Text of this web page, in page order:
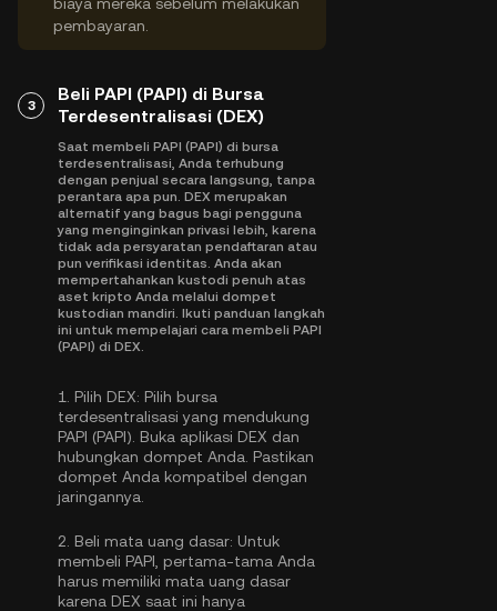
pembayaran.
3
Beli PAPI (PAPI) di Bursa
Terdesentralisasi (DEX)
Saat membeli PAPI (PAPI) di bursa
terdesentralisasi, Anda terhubung
dengan penjual secara langsung, tanpa
perantara apa pun. DEX merupakan
alternatif yang bagus bagi pengguna
yang menginginkan privasi lebih, karena
tidak ada persyaratan pendaftaran atau
pun verifikasi identitas. Anda akan
mempertahankan kustodi penuh atas
aset kripto Anda melalui dompet
kustodian mandiri. Ikuti panduan langkah
ini untuk mempelajari cara membeli PAPI
(PAPI) di DEX.
1. Pilih DEX: Pilih bursa
terdesentralisasi yang mendukung
PAPI (PAPI). Buka aplikasi DEX dan
hubungkan dompet Anda. Pastikan
dompet Anda kompatibel dengan
jaringannya.
2. Beli mata uang dasar: Untuk
membeli PAPI, pertama-tama Anda
harus memiliki mata uang dasar
karena DEX saat ini hanya